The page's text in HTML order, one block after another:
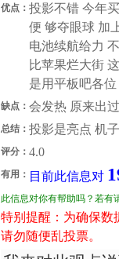
优点： 投影不错 今年
便 够夺眼球 加
电池续航给力
比苹果烂大街
是用平板吧各位
缺点： 会发热 原来出
总结： 投影是亮点 机
评分： 4.0
有用： 目前此信息对
此信息对你有帮助吗？若有
特别提醒：为确保数
请勿随便乱投票。